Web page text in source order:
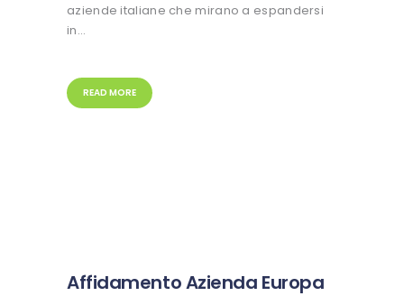
aziende italiane che mirano a espandersi
in…
READ MORE
Affidamento Azienda Europa